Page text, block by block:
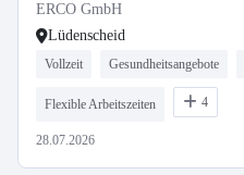
ERCO GmbH
Lüdenscheid
Vollzeit Gesundheitsangebote
Flexible Arbeitszeiten 4
28.07.2026